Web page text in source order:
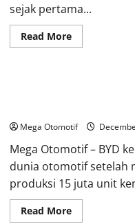
sejak pertama...
Read MoreRead
more
Respons
Konsumen
Disebut
Cukup
Positif
Mega Otomotif
Mega Otomotif – BYD
dunia otomotif setelah
produksi 15 juta unit
Read MoreRead
more